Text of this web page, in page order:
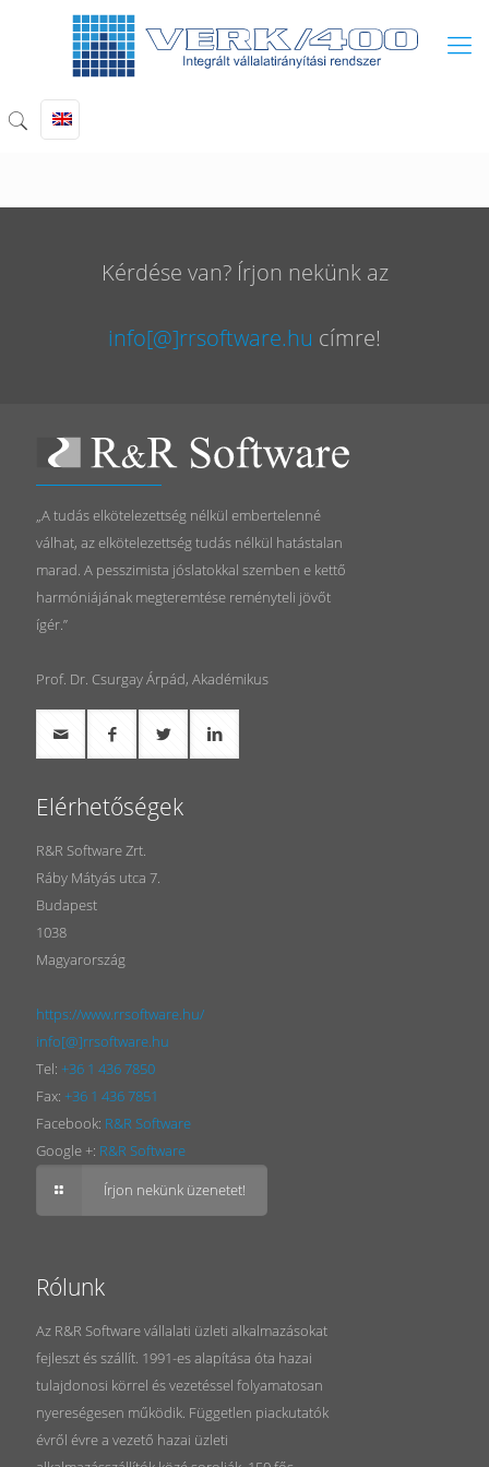
Kérdése van? Írjon nekünk az
info[@]rrsoftware.hu címre!
„A tudás elkötelezettség nélkül embertelenné
válhat, az elkötelezettség tudás nélkül hatástalan
marad. A pesszimista jóslatokkal szemben e kettő
harmóniájának megteremtése reményteli jövőt
ígér.”
Prof. Dr. Csurgay Árpád, Akadémikus
Elérhetőségek
R&R Software Zrt.
Ráby Mátyás utca 7.
Budapest
1038
Magyarország
https://www.rrsoftware.hu/
info[@]rrsoftware.hu
Tel: +36 1 436 7850
Fax: +36 1 436 7851
Facebook: R&R Software
Google +: R&R Software
Írjon nekünk üzenetet!
Rólunk
Az R&R Software vállalati üzleti alkalmazásokat
fejleszt és szállít. 1991-es alapítása óta hazai
tulajdonosi körrel és vezetéssel folyamatosan
nyereségesen működik. Független piackutatók
évről évre a vezető hazai üzleti